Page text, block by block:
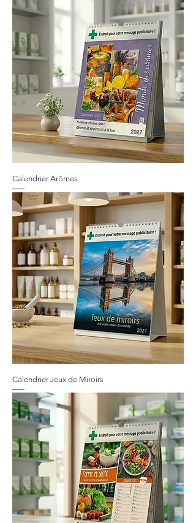
Calendrier Arômes
Calendrier Jeux de Miroirs